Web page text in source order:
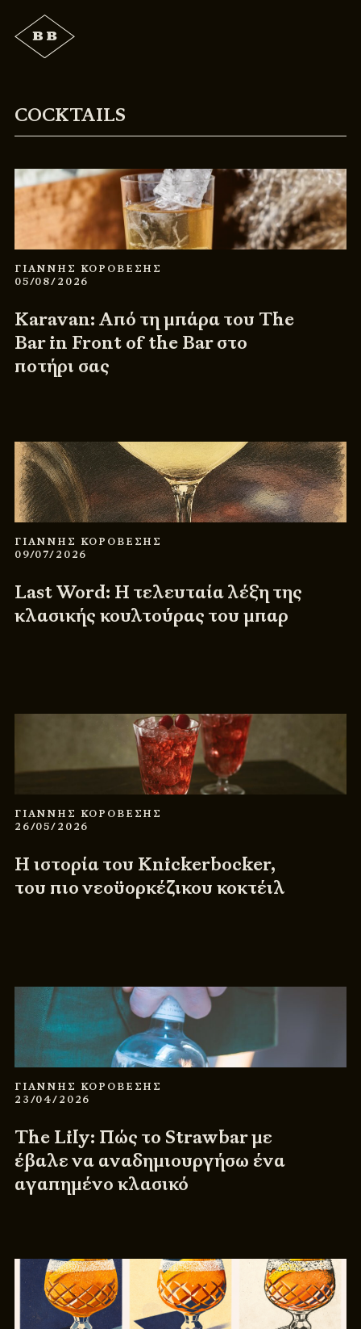
COCKTAILS
ΓΙΑΝΝΗΣ ΚΟΡΟΒΕΣΗΣ
05/08/2026
Karavan: Από τη μπάρα του The
Bar in Front of the Bar στο
ποτήρι σας
ΓΙΑΝΝΗΣ ΚΟΡΟΒΕΣΗΣ
09/07/2026
Last Word: Η τελευταία λέξη της
κλασικής κουλτούρας του μπαρ
ΓΙΑΝΝΗΣ ΚΟΡΟΒΕΣΗΣ
26/05/2026
Η ιστορία του Knickerbocker,
του πιο νεοϋορκέζικου κοκτέιλ
ΓΙΑΝΝΗΣ ΚΟΡΟΒΕΣΗΣ
23/04/2026
The Lily: Πώς το Strawbar με
έβαλε να αναδημιουργήσω ένα
αγαπημένο κλασικό